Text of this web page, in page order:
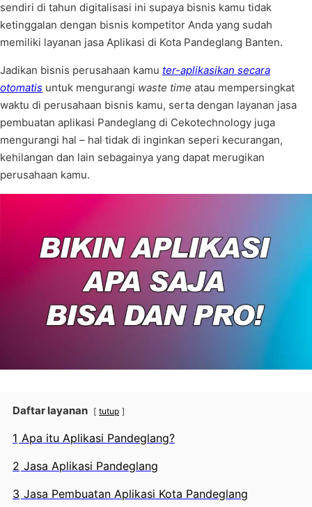
sendiri di tahun digitalisasi ini supaya bisnis kamu tidak
ketinggalan dengan bisnis kompetitor Anda yang sudah
memiliki layanan jasa Aplikasi di Kota Pandeglang Banten.
Jadikan bisnis perusahaan kamu ter-aplikasikan secara
otomatis untuk mengurangi waste time atau mempersingkat
waktu di perusahaan bisnis kamu, serta dengan layanan jasa
pembuatan aplikasi Pandeglang di Cekotechnology juga
mengurangi hal – hal tidak di inginkan seperi kecurangan,
kehilangan dan lain sebagainya yang dapat merugikan
perusahaan kamu.
Daftar layanan tutup
1 Apa itu Aplikasi Pandeglang?
2 Jasa Aplikasi Pandeglang
3 Jasa Pembuatan Aplikasi Kota Pandeglang